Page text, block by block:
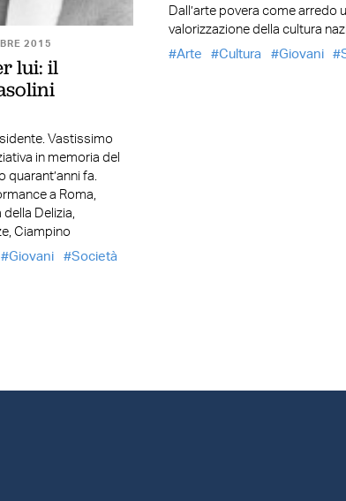
2015
lui: il
Vastissimo
in memoria del
quarant’anni fa.
a Roma,
Delizia,
Ciampino
Giovani
Società
Dall’arte povera come arredo
valorizzazione della cultura
Arte
Cultura Giovani